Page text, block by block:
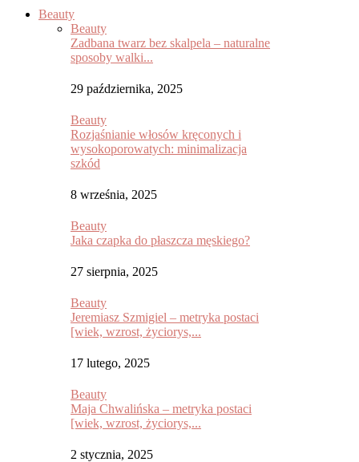
Beauty
Beauty
Zadbana twarz bez skalpela – naturalne
sposoby walki...
29 października, 2025
Beauty
Rozjaśnianie włosów kręconych i
wysokoporowatych: minimalizacja
szkód
8 września, 2025
Beauty
Jaka czapka do płaszcza męskiego?
27 sierpnia, 2025
Beauty
Jeremiasz Szmigiel – metryka postaci
[wiek, wzrost, życiorys,...
17 lutego, 2025
Beauty
Maja Chwalińska – metryka postaci
[wiek, wzrost, życiorys,...
2 stycznia, 2025